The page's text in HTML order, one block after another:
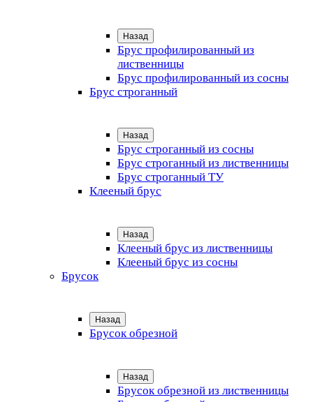
Назад
Брус профилированный из
лиственницы
Брус профилированный из сосны
Брус строганный
Назад
Брус строганный из сосны
Брус строганный из лиственницы
Брус строганный ТУ
Клееный брус
Назад
Клееный брус из лиственницы
Клееный брус из сосны
Брусок
Назад
Брусок обрезной
Назад
Брусок обрезной из лиственницы